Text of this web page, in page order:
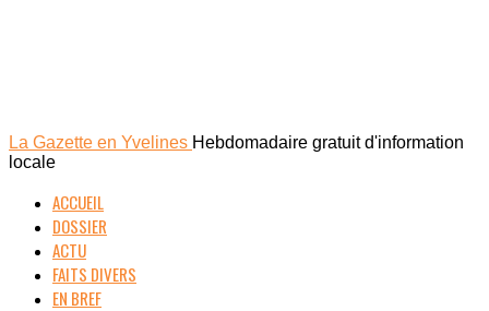
La Gazette en Yvelines Hebdomadaire gratuit d'information
locale
ACCUEIL
DOSSIER
ACTU
FAITS DIVERS
EN BREF